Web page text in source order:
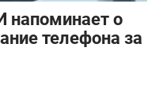
напоминает о
телефона за